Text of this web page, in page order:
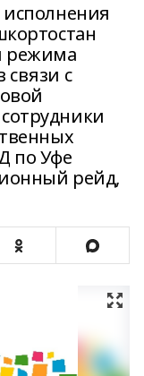
режима
связи с
по Уфе
рейд,